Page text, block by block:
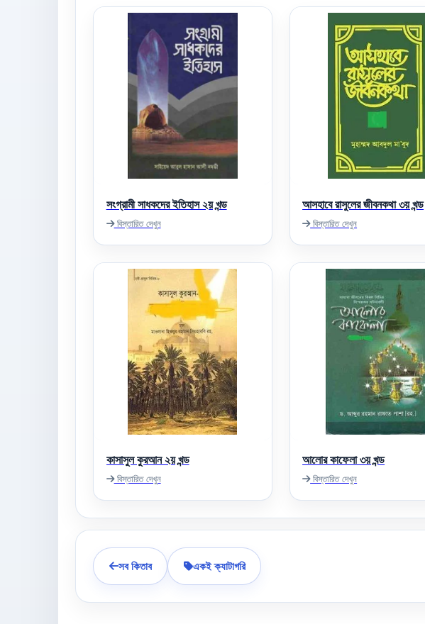
সংগ্রামী সাধকদের ইতিহাস ২য় খন্ড
বিস্তারিত দেখুন
আসহাবে রাসুলের জীবনকথা ৩য় খন্ড
বিস্তারিত দেখুন
কাসাসুল কুরআন ২য় খন্ড
বিস্তারিত দেখুন
আলোর কাফেলা ৩য় খন্ড
বিস্তারিত দেখুন
সব কিতাব একই ক্যাটাগরি